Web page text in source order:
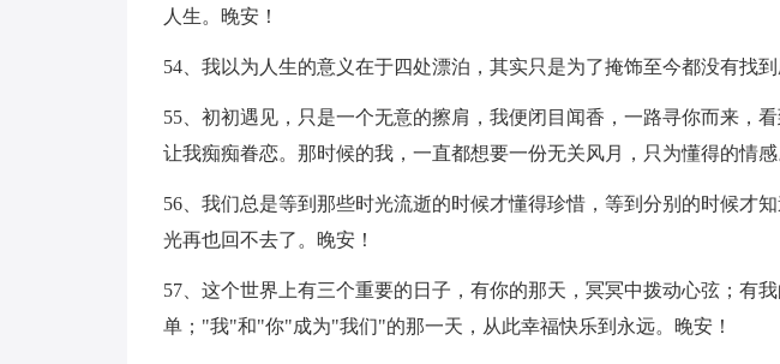
人生。晚安！
54、我以为人生的意义在于四处漂泊，其实只是为了掩饰至今都没有找
55、初初遇见，只是一个无意的擦肩，我便闭目闻香，一路寻你而来，
让我痴痴眷恋。那时候的我，一直都想要一份无关风月，只为懂得的情感
56、我们总是等到那些时光流逝的时候才懂得珍惜，等到分别的时候才
光再也回不去了。晚安！
57、这个世界上有三个重要的日子，有你的那天，冥冥中拨动心弦；有
单；"我"和"你"成为"我们"的那一天，从此幸福快乐到永远。晚安！